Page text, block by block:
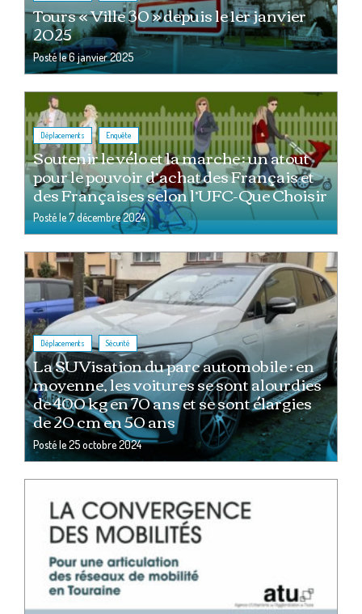
Tours « Ville 30 » depuis le 1er janvier
2025
Posté le6 janvier 2025
Déplacements , Enquête
Soutenir le vélo et la marche : un atout
pour le pouvoir d’achat des Français et
des Françaises selon l’UFC-Que Choisir
Posté le7 décembre 2024
Déplacements , Sécurité
La SUVisation du parc automobile : en
moyenne, les voitures se sont alourdies
de 400 kg en 70 ans et se sont élargies
de 20 cm en 50 ans
Posté le25 octobre 2024